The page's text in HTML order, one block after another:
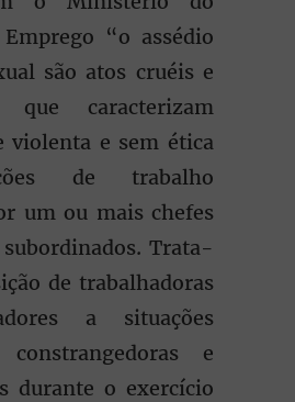
“o assédio
são atos cruéis e
que caracterizam
violenta e sem ética
de trabalho
um ou mais chefes
Trata-
de trabalhadoras
a situações
constrangedoras e
durante o exercício